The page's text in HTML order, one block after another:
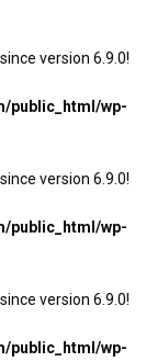
since version 6.9.0!
public_html/wp-
since version 6.9.0!
public_html/wp-
since version 6.9.0!
public_html/wp-